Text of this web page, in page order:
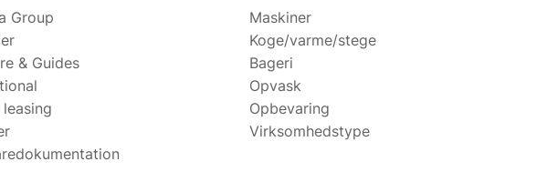
Group
& Guides
Maskiner
Koge/varme/stege
Bageri
Opvask
Opbevaring
Virksomhedstype